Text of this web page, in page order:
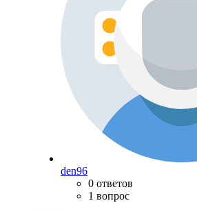
den96
0 ответов
1 вопрос